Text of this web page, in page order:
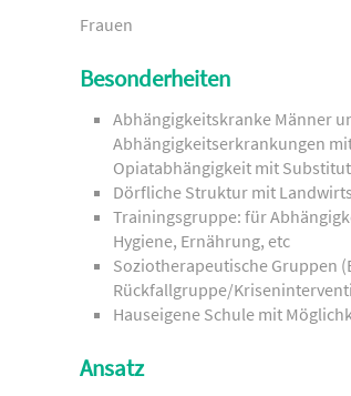
Frauen
Besonderheiten
Abhängigkeitskranke Männer
Abhängigkeitserkrankungen
Opiatabhängigkeit mit
Dörfliche Struktur mit
Trainingsgruppe: für
Hygiene, Ernährung, etc
Soziotherapeutische Gruppen
Rückfallgruppe/
Hauseigene Schule mit
Ansatz